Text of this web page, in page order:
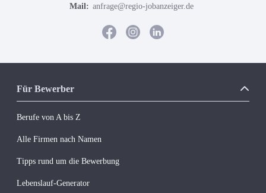
Mail: anfrage@regio-jobanzeiger.de
Für Bewerber
Berufe von A bis Z
Alle Firmen nach Namen
Tipps rund um die Bewerbung
Lebenslauf-Generator